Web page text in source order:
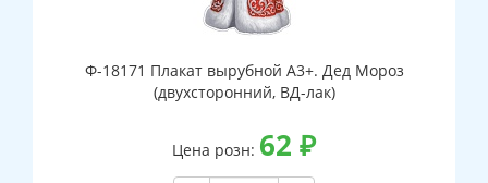
Ф-18171 Плакат вырубной А3+. Дед Мороз
(двухсторонний, ВД-лак)
Цена розн: 62 ₽